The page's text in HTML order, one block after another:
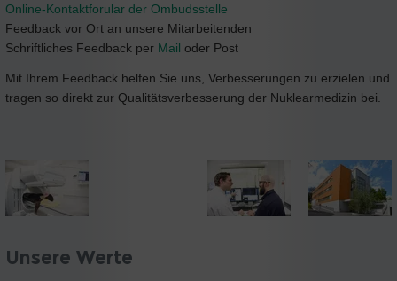
Online-Kontaktforular der Ombudsstelle
Feedback vor Ort an unsere Mitarbeitenden
Schriftliches Feedback per Mail oder Post
Mit Ihrem Feedback helfen Sie uns, Verbesserungen zu erzielen und
tragen so direkt zur Qualitätsverbesserung der Nuklearmedizin bei.
Unsere Werte